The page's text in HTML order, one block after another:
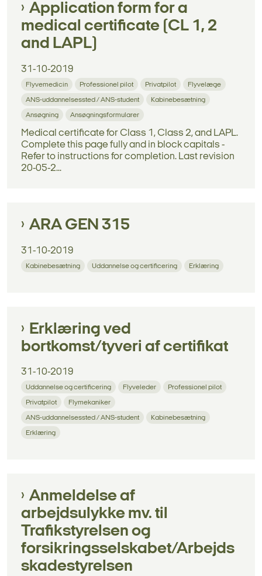
Application form for a
medical certificate (CL 1, 2
and LAPL)
31-10-2019
Flyvemedicin Professionel pilot Privatpilot Flyvelæge
ANS-uddannelsessted / ANS-student Kabinebesætning
Ansøgning Ansøgningsformularer
Medical certificate for Class 1, Class 2, and LAPL.
Complete this page fully and in block capitals -
Refer to instructions for completion. Last revision
20-05-2...
ARA GEN 315
31-10-2019
Kabinebesætning Uddannelse og certificering Erklæring
Erklæring ved
bortkomst/tyveri af certifikat
31-10-2019
Uddannelse og certificering Flyveleder Professionel pilot
Privatpilot Flymekaniker
ANS-uddannelsessted / ANS-student Kabinebesætning
Erklæring
Anmeldelse af
arbejdsulykke mv. til
Trafikstyrelsen og
forsikringsselskabet/Arbejds
skadestyrelsen